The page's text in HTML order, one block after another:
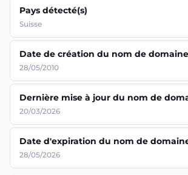
Pays détecté(s)
Suisse
Date de création du nom de domaine
28/05/2010
Dernière mise à jour du nom de
20/03/2026
Date d'expiration du nom de
28/05/2026